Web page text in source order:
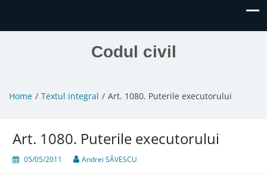
Codul civil
Home Textul integral Art. 1080. Puterile executorului
Art. 1080. Puterile executorului
05/05/2011 Andrei SĂVESCU